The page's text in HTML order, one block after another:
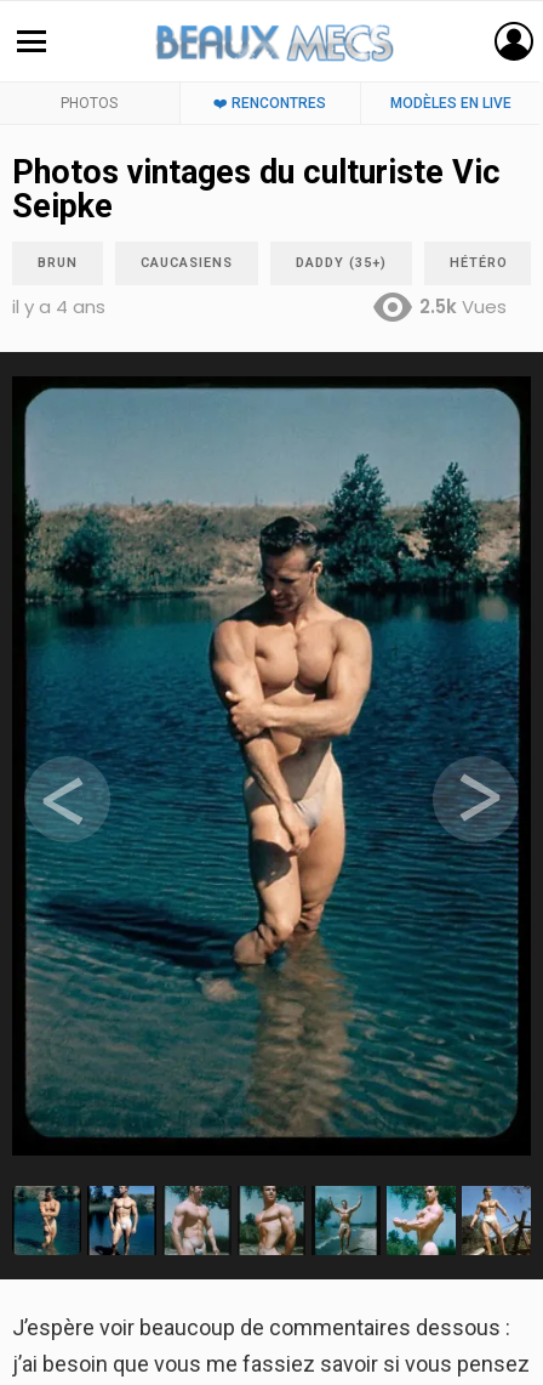
PHOTOS ❤️ RENCONTRES MODÈLES EN LIVE
Photos vintages du culturiste Vic
Seipke
BRUN CAUCASIENS DADDY (35+) HÉTÉRO
il y a 4 ans 2.5kVues
J’espère voir beaucoup de commentaires dessous :
j’ai besoin que vous me fassiez savoir si vous pensez